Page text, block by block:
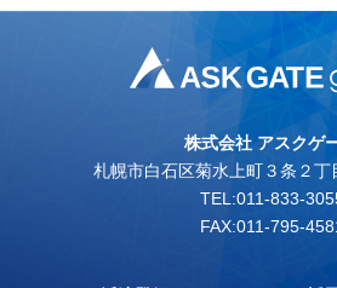
株式会社 アスクゲ
札幌市白石区菊水上町３条２丁
TEL:011-833-
FAX:011-795-